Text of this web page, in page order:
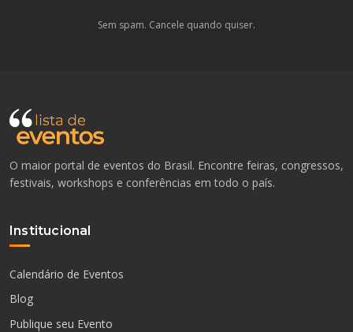
Sem spam. Cancele quando quiser.
O maior portal de eventos do Brasil. Encontre feiras, congressos,
festivais, workshops e conferências em todo o país.
Institucional
Calendário de Eventos
Blog
Publique seu Evento